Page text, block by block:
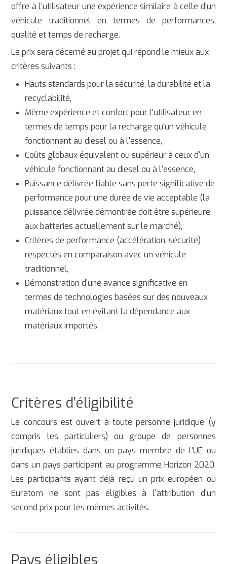
offre à l'utilisateur une expérience similaire à celle d'un
véhicule traditionnel en termes de performances,
qualité et temps de recharge.
Le prix sera décerné au projet qui répond le mieux aux
critères suivants :
Hauts standards pour la sécurité, la durabilité et la
recyclabilité,
Même expérience et confort pour l'utilisateur en
termes de temps pour la recharge qu'un véhicule
fonctionnant au diesel ou à l'essence,
Coûts globaux équivalent ou supérieur à ceux d'un
véhicule fonctionnant au diesel ou à l'essence,
Puissance délivrée fiable sans perte significative de
performance pour une durée de vie acceptable (la
puissance délivrée démontrée doit être supérieure
aux batteries actuellement sur le marché),
Critères de performance (accélération, sécurité)
respectés en comparaison avec un véhicule
traditionnel,
Démonstration d'une avance significative en
termes de technologies basées sur des nouveaux
matériaux tout en évitant la dépendance aux
matériaux importés.
Critères d’éligibilité
Le concours est ouvert à toute personne juridique (y
compris les particuliers) ou groupe de personnes
juridiques établies dans un pays membre de l'UE ou
dans un pays participant au programme Horizon 2020.
Les participants ayant déjà reçu un prix européen ou
Euratom ne sont pas éligibles à l'attribution d'un
second prix pour les mêmes activités.
Pays éligibles